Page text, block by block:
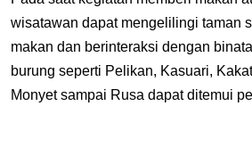
wisatawan dapat mengelilingi taman
makan dan berinteraksi dengan
burung seperti Pelikan, Kasuari,
Monyet sampai Rusa dapat ditemui